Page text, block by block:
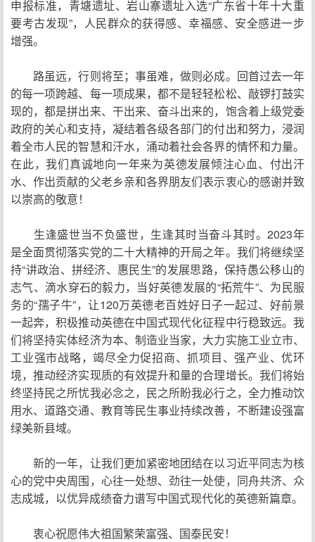
申报标准，青塘遗址、岩山寨遗址入选“广东省十年十大重
要考古发现”，人民群众的获得感、幸福感、安全感进一步
增强。
路虽远，行则将至；事虽难，做则必成。回首过去一年
的每一项跨越、每一项成果，都不是轻轻松松、敲锣打鼓实
现的，都是拼出来、干出来、奋斗出来的，饱含着上级党委
政府的关心和支持，凝结着各级各部门的付出和努力，浸润
着全市人民的智慧和汗水，涌动着社会各界的情怀和力量。
在此，我们真诚地向一年来为英德发展倾注心血、付出汗
水、作出贡献的父老乡亲和各界朋友们表示衷心的感谢并致
以崇高的敬意！
生逢盛世当不负盛世，生逢其时当奋斗其时。2023年
是全面贯彻落实党的二十大精神的开局之年。我们将继续坚
持“讲政治、拼经济、惠民生”的发展思路，保持愚公移山的
志气、滴水穿石的毅力，当好英德发展的“拓荒牛”、为民服
务的“孺子牛”，让120万英德老百姓好日子一起过、好前景
一起奔，积极推动英德在中国式现代化征程中行稳致远。我
们将坚持实体经济为本、制造业当家，大力实施工业立市、
工业强市战略，竭尽全力促招商、抓项目、强产业、优环
境，推动经济实现质的有效提升和量的合理增长。我们将始
终坚持民之所忧我必念之，民之所盼我必行之，全力推动饮
用水、道路交通、教育等民生事业持续改善，不断建设强富
绿美新县域。
新的一年，让我们更加紧密地团结在以习近平同志为核
心的党中央周围，心往一处想、劲往一处使，同舟共济、众
志成城，以优异成绩奋力谱写中国式现代化的英德新篇章。
衷心祝愿伟大祖国繁荣富强、国泰民安！